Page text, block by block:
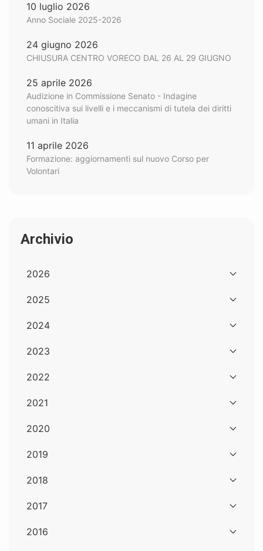
10 luglio 2026
Anno Sociale 2025-2026
24 giugno 2026
CHIUSURA CENTRO VORECO DAL 26 AL 29 GIUGNO
25 aprile 2026
Audizione in Commissione Senato - Indagine
conoscitiva sui livelli e i meccanismi di tutela dei diritti
umani in Italia
11 aprile 2026
Formazione: aggiornamenti sul nuovo Corso per
Volontari
Archivio
2026
2025
2024
2023
2022
2021
2020
2019
2018
2017
2016